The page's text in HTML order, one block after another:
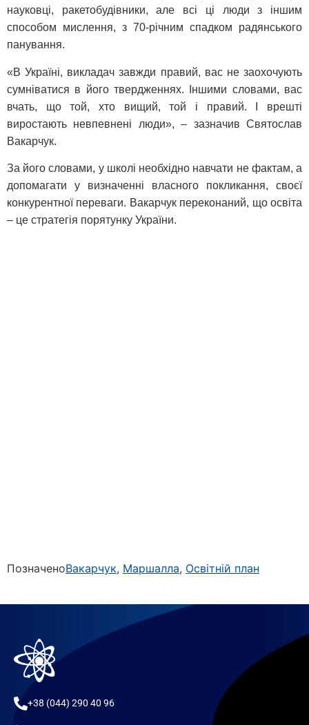
науковці, ракетобудівники, але всі ці люди з іншим
способом мислення, з 70-річним спадком радянського
панування.
«В Україні, викладач завжди правий, вас не заохочують
сумніватися в його твердженнях. Іншими словами, вас
вчать, що той, хто вищий, той і правий. І врешті
виростають невпевнені люди», – зазначив Святослав
Вакарчук.
За його словами, у школі необхідно навчати не фактам, а
допомагати у визначенні власного покликання, своєї
конкурентної переваги. Вакарчук переконаний, що освіта
– це стратегія порятунку України.
ПозначеноВакарчук, Маршалла, Освітній план
+38 (044) 290 40 96